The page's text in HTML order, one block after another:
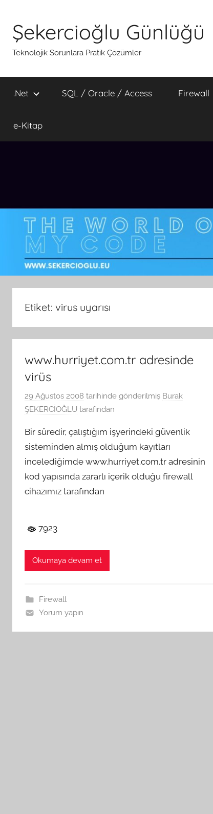
Şekercioğlu Günlüğü
Teknolojik Sorunlara Pratik Çözümler
.Net SQL / Oracle / Access Firewall
e-Kitap
Etiket: virus uyarısı
www.hurriyet.com.tr adresinde
virüs
29 Ağustos 2008 tarihinde gönderilmiş Burak
ŞEKERCİOĞLU tarafından
Bir süredir, çalıştığım işyerindeki güvenlik
sisteminden almış olduğum kayıtları
incelediğimde www.hurriyet.com.tr adresinin
kod yapısında zararlı içerik olduğu firewall
cihazımız tarafından
7923
Okumaya devam et
Firewall
Yorum yapın